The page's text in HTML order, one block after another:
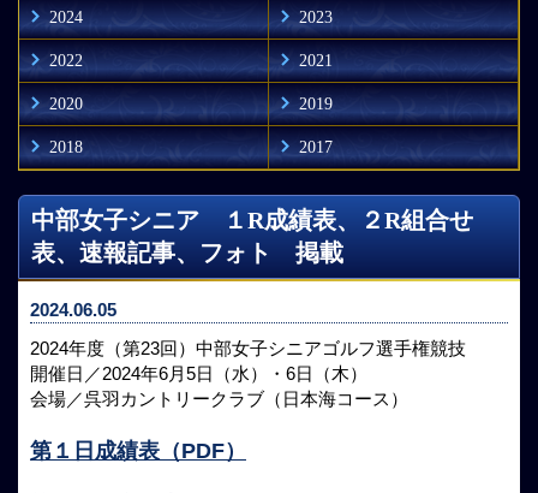
2024 2023
2022 2021
2020 2019
2018 2017
中部女子シニア １R成績表、２R組合せ
表、速報記事、フォト 掲載
2024.06.05
2024年度（第23回）中部女子シニアゴルフ選手権競技
開催日／2024年6月5日（水）・6日（木）
会場／呉羽カントリークラブ（日本海コース）
第１日成績表（PDF）